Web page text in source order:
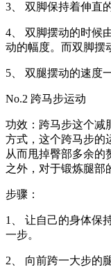
3、 双脚保持着伸直
4、 双脚摆动的时候
动的幅度。而双脚摆
5、 双腿摆动的速度
No.2 跨马步运动
功效：跨马步这个减
方式，这个跨马步的
从而甩掉臀部多余的
之外，对于锻炼腿部
步骤：
1、 让自己的身体保
一步。
2、 向前跨一大步的